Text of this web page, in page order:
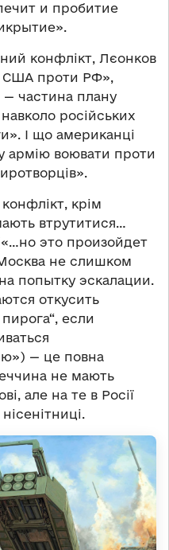
и пробитие
конфлікт, Лєонков
США проти РФ»,
— частина плану
російських
І що американці
армію воювати проти
крім
втрутитися…
это произойдет
не слишком
попытку эскалации.
откусить
если
— це повна
не мають
але на те в Росії